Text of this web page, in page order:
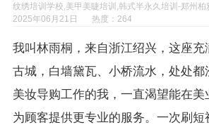
纹绣培训学校,美甲美睫培训,韩式半永久培训-郑州柏
2025年06月21日
热度：264
我叫林雨桐，来自浙江绍兴，这座充
古城，白墙黛瓦、小桥流水，处处都
美妆导购工作的我，一直渴望能在美
为顾客提供更专业的服务。一次刷短